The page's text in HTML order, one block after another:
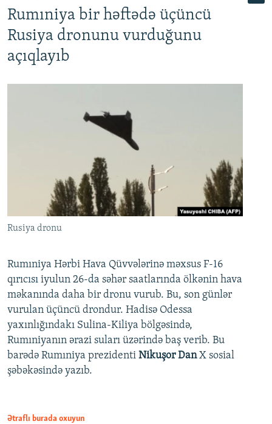
Rumıniya bir həftədə üçüncü
Rusiya dronunu vurduğunu
açıqlayıb
Rusiya dronu
Rumıniya Hərbi Hava Qüvvələrinə məxsus F-16
qırıcısı iyulun 26-da səhər saatlarında ölkənin hava
məkanında daha bir dronu vurub. Bu, son günlər
vurulan üçüncü drondur. Hadisə Odessa
yaxınlığındakı Sulina-Kiliya bölgəsində,
Rumıniyanın ərazi suları üzərində baş verib. Bu
barədə Rumıniya prezidenti Nikuşor DanX sosial
şəbəkəsində yazıb.
Ətraflı burada oxuyun